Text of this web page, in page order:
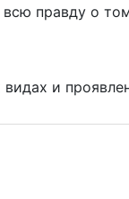
правду о
и